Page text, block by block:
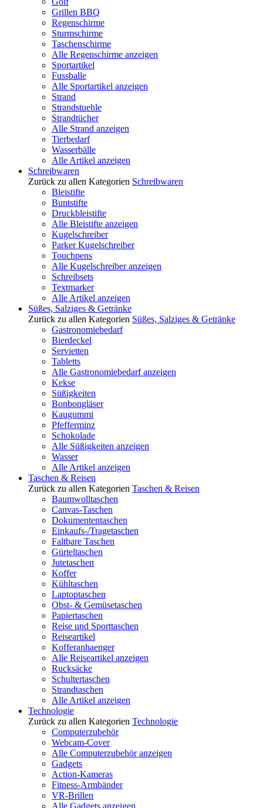
Grillen BBQ
Regenschirme
Sturmschirme
Taschenschirme
Alle Regenschirme anzeigen
Sportartikel
Fussballe
Alle Sportartikel anzeigen
Strand
Strandstuehle
Strandtücher
Alle Strand anzeigen
Tierbedarf
Wasserbälle
Alle Artikel anzeigen
Schreibwaren
Zurück zu allen Kategorien Schreibwaren
Bleistifte
Buntstifte
Druckbleistifte
Alle Bleistifte anzeigen
Kugelschreiber
Parker Kugelschreiber
Touchpens
Alle Kugelschreiber anzeigen
Schreibsets
Textmarker
Alle Artikel anzeigen
Süßes, Salziges & Getränke
Zurück zu allen Kategorien Süßes, Salziges & Getränke
Gastronomiebedarf
Bierdeckel
Servietten
Tabletts
Alle Gastronomiebedarf anzeigen
Kekse
Süßigkeiten
Bonbongläser
Kaugummi
Pfefferminz
Schokolade
Alle Süßigkeiten anzeigen
Wasser
Alle Artikel anzeigen
Taschen & Reisen
Zurück zu allen Kategorien Taschen & Reisen
Baumwolltaschen
Canvas-Taschen
Dokumententaschen
Einkaufs-/Tragetaschen
Faltbare Taschen
Gürteltaschen
Jutetaschen
Koffer
Kühltaschen
Laptoptaschen
Obst- & Gemüsetaschen
Papiertaschen
Reise und Sporttaschen
Reiseartikel
Kofferanhaenger
Alle Reiseartikel anzeigen
Rucksäcke
Schultertaschen
Strandtaschen
Alle Artikel anzeigen
Technologie
Zurück zu allen Kategorien Technologie
Computerzubehör
Webcam-Cover
Alle Computerzubehör anzeigen
Gadgets
Action-Kameras
Fitness-Armbänder
VR-Brillen
Alle Gadgets anzeigen